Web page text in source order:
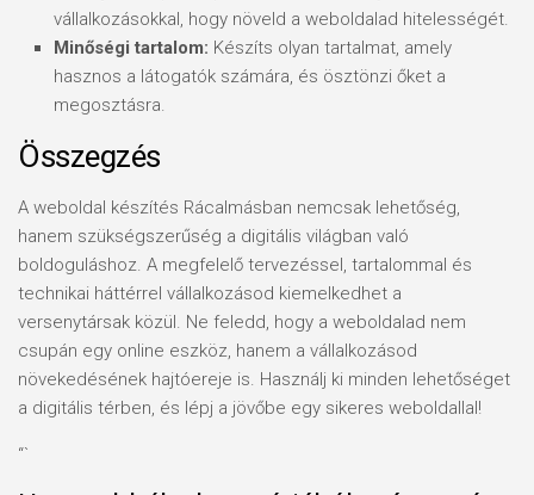
vállalkozásokkal, hogy növeld a weboldalad hitelességét.
Minőségi tartalom: Készíts olyan tartalmat, amely
hasznos a látogatók számára, és ösztönzi őket a
megosztásra.
Összegzés
A weboldal készítés Rácalmásban nemcsak lehetőség,
hanem szükségszerűség a digitális világban való
boldoguláshoz. A megfelelő tervezéssel, tartalommal és
technikai háttérrel vállalkozásod kiemelkedhet a
versenytársak közül. Ne feledd, hogy a weboldalad nem
csupán egy online eszköz, hanem a vállalkozásod
növekedésének hajtóereje is. Használj ki minden lehetőséget
a digitális térben, és lépj a jövőbe egy sikeres weboldallal!
“`